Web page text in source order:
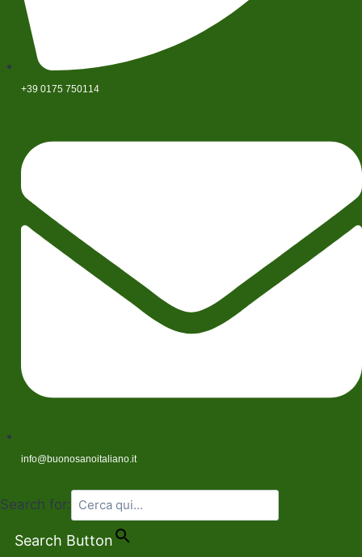
+39 0175 750114
info@buonosanoitaliano.it
Search for:
Search Button